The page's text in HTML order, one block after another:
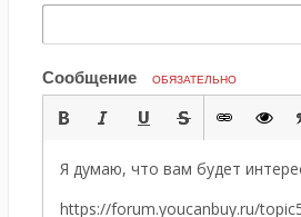
Сообщение ОБЯЗАТЕЛЬНО
Я думаю, что вам будет
https://forum.youcanbuy.ru/